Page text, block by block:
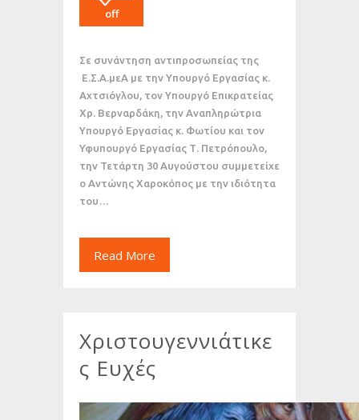
off
Σε συνάντηση αντιπροσωπείας της
Ε.Σ.Α.μεΑ με την Υπουργό Εργασίας κ.
Αχτσιόγλου, τον Υπουργό Επικρατείας
Χρ. Βερναρδάκη, την Αναπληρώτρια
Υπουργό Εργασίας κ. Φωτίου και τον
Υφυπουργό Εργασίας Τ. Πετρόπουλο,
την Τετάρτη 30 Αυγούστου συμμετείχε
ο Αντώνης Χαροκόπος με την ιδιότητα
του…
Read More
Χριστουγεννιάτικε
ς Ευχές